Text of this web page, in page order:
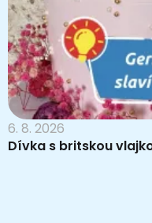
6. 8. 2026
Dívka s britskou